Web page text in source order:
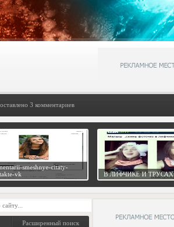
3 комментариев
smeshnye-citaty-
vk
В ЛИФЧИКЕ И ТРУСАХ
Расширенный поиск